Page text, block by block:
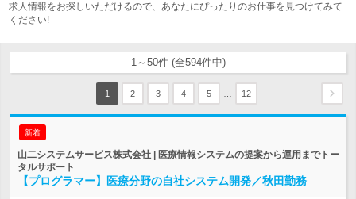
求人情報をお探しいただけるので、あなたにぴったりのお仕事を見つけてみて
ください!
1～50件 (全594件中)
1 2 3 4 5 12
新着
山二システムサービス株式会社 | 医療情報システムの提案から運用までトー
タルサポート
【プログラマー】医療分野の自社システム開発／秋田勤務